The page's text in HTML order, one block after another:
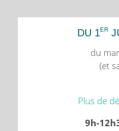
DU 1ER
du
(et
Plus de
9h-